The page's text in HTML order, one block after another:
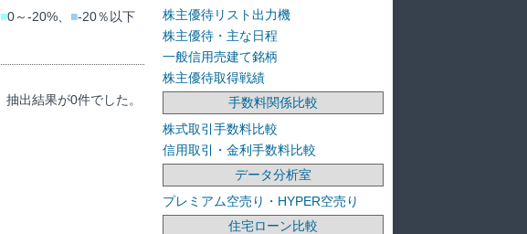
■0～-20%、 ■-20％以下
抽出結果が0件でした。
株主優待リスト出力機
株主優待・主な日程
一般信用売建て銘柄
株主優待取得戦績
手数料関係比較
株式取引手数料比較
信用取引・金利手数料比較
データ分析室
プレミアム空売り・HYPER空売り
住宅ローン比較